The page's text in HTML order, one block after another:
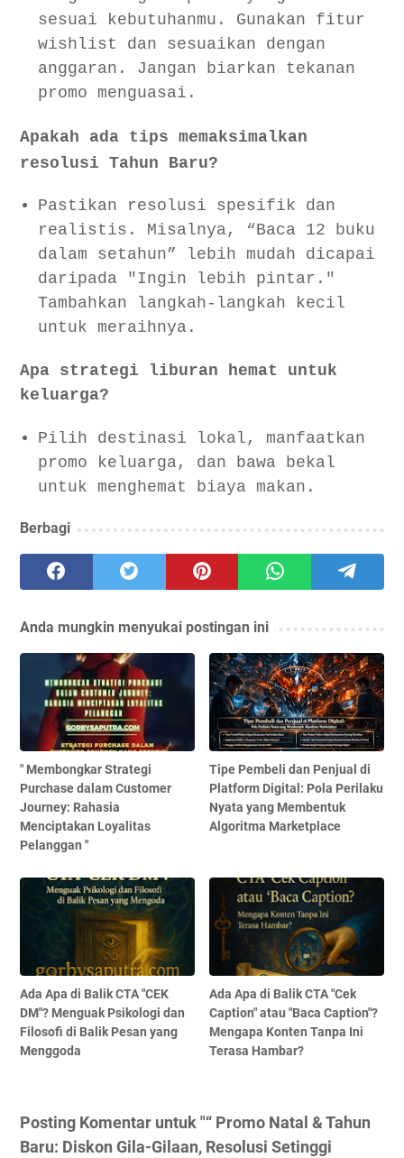
sesuai kebutuhanmu. Gunakan fitur
wishlist dan sesuaikan dengan
anggaran. Jangan biarkan tekanan
promo menguasai.
Apakah ada tips memaksimalkan
resolusi Tahun Baru?
Pastikan resolusi spesifik dan
realistis. Misalnya, “Baca 12 buku
dalam setahun” lebih mudah dicapai
daripada "Ingin lebih pintar."
Tambahkan langkah-langkah kecil
untuk meraihnya.
Apa strategi liburan hemat untuk
keluarga?
Pilih destinasi lokal, manfaatkan
promo keluarga, dan bawa bekal
untuk menghemat biaya makan.
Berbagi
Anda mungkin menyukai postingan ini
" Membongkar Strategi
Purchase dalam Customer
Journey: Rahasia
Menciptakan Loyalitas
Pelanggan "
Tipe Pembeli dan Penjual di
Platform Digital: Pola Perilaku
Nyata yang Membentuk
Algoritma Marketplace
Ada Apa di Balik CTA "CEK
DM"? Menguak Psikologi dan
Filosofi di Balik Pesan yang
Menggoda
Ada Apa di Balik CTA "Cek
Caption" atau "Baca Caption"?
Mengapa Konten Tanpa Ini
Terasa Hambar?
Posting Komentar untuk "“ Promo Natal & Tahun
Baru: Diskon Gila-Gilaan, Resolusi Setinggi